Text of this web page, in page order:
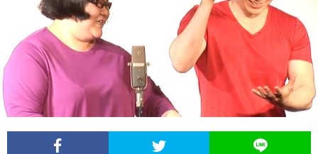
せ・
イ
ベ
ブ
レ
ポ
む
ネ
タ
イ
ン
タ
お
笑